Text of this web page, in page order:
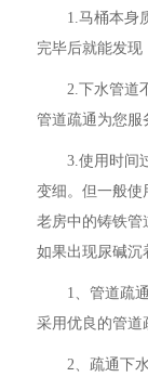
1.马桶本身
完毕后就能发现
2.下水管道
管道疏通为您服
3.使用时间
变细。但一般使
老房中的铸铁管
如果出现尿碱沉
1、管道疏
采用优良的管道
2、疏通下